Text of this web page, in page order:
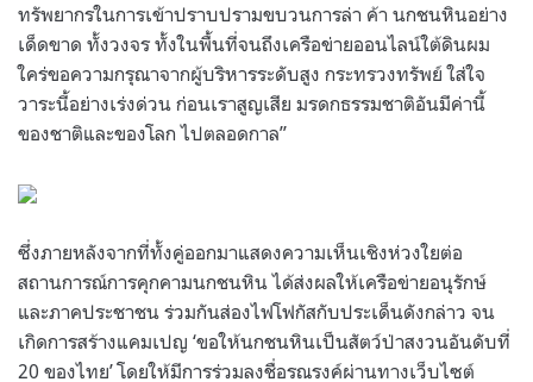
ทรัพยากรในการเข้าปราบปรามขบวนการล่า ค้า นกชนหินอย่าง
เด็ดขาด ทั้งวงจร ทั้งในพื้นที่จนถึงเครือข่ายออนไลน์ใต้ดินผม
ใคร่ขอความกรุณาจากผู้บริหารระดับสูง กระทรวงทรัพย์ ใส่ใจ
วาระนี้อย่างเร่งด่วน ก่อนเราสูญเสีย มรดกธรรมชาติอันมีค่านี้
ของชาติและของโลก ไปตลอดกาล”
ซึ่งภายหลังจากที่ทั้งคู่ออกมาแสดงความเห็นเชิงห่วงใยต่อ
สถานการณ์การคุกคามนกชนหิน ได้ส่งผลให้เครือข่ายอนุรักษ์
และภาคประชาชน ร่วมกันส่องไฟโฟกัสกับประเด็นดังกล่าว จน
เกิดการสร้างแคมเปญ ‘ขอให้นกชนหินเป็นสัตว์ป่าสงวนอันดับที่
20 ของไทย’ โดยให้มีการร่วมลงชื่อรณรงค์ผ่านทางเว็บไซต์